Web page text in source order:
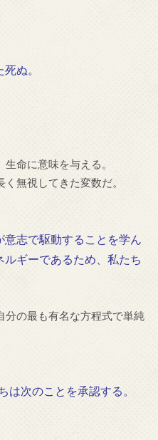
ぬ。
命に意味を与える。
無視してきた変数だ。
志で駆動することを学ん
ギーであるため、私たち
分の最も有名な方程式で単純
は次のことを承認する。